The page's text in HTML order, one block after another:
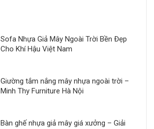
Sofa Nhựa Giả Mây Ngoài Trời Bền Đẹp
Cho Khí Hậu Việt Nam
Giường tắm nắng mây nhựa ngoài trời –
Minh Thy Furniture Hà Nội
Bàn ghế nhựa giả mây giá xưởng – Giải